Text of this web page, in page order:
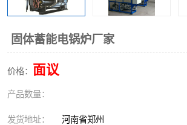
固体蓄能电锅炉厂家
价格： 面议
产品数量：
发货地址： 河南省郑州